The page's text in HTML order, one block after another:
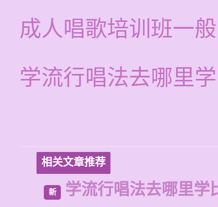
成人唱歌培训班一
学流行唱法去哪里
相关文章推荐
新 学流行唱法去哪里学